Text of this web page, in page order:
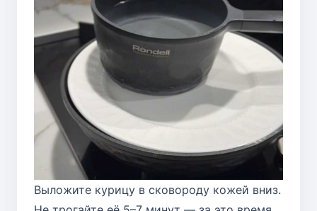
Выложите курицу в сковороду кожей вниз.